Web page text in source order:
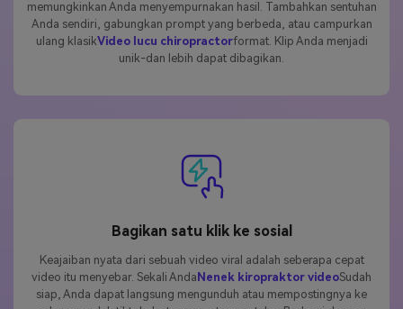
memungkinkan Anda menyempurnakan hasil. Tambahkan sentuhan
Anda sendiri, gabungkan prompt yang berbeda, atau campurkan
ulang klasikVideo lucu chiropractorformat. Klip Anda menjadi
unik-dan lebih dapat dibagikan.
Bagikan satu klik ke sosial
Keajaiban nyata dari sebuah video viral adalah seberapa cepat
video itu menyebar. Sekali AndaNenek kiropraktor videoSudah
siap, Anda dapat langsung mengunduh atau mempostingnya ke